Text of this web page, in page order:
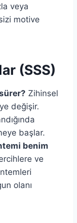
veya
motive
(SSS)
Zihinsel
değişir.
başlar.
benim
ve
olanı